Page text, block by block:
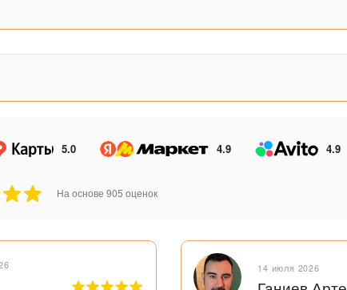
5.0 4.9 4.9
На основе 905 оценок
14 июля 2026